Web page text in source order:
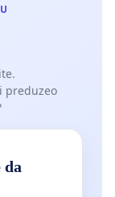
preduzeo
da